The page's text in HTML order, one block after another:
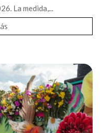
La medida,...